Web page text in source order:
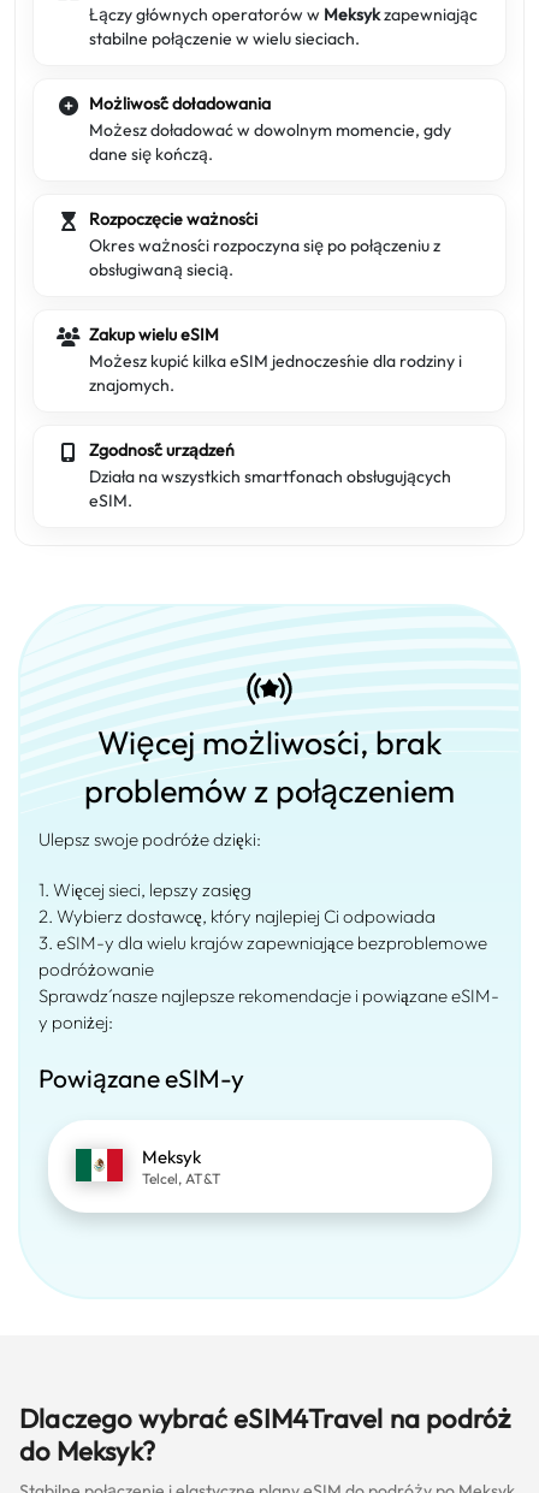
Łączy głównych operatorów w Meksykzapewniając
stabilne połączenie w wielu sieciach.
Możliwość doładowania
Możesz doładować w dowolnym momencie, gdy
dane się kończą.
Rozpoczęcie ważności
Okres ważności rozpoczyna się po połączeniu z
obsługiwaną siecią.
Zakup wielu eSIM
Możesz kupić kilka eSIM jednocześnie dla rodziny i
znajomych.
Zgodność urządzeń
Działa na wszystkich smartfonach obsługujących
eSIM.
Więcej możliwości, brak
problemów z połączeniem
Ulepsz swoje podróże dzięki:
1. Więcej sieci, lepszy zasięg
2. Wybierz dostawcę, który najlepiej Ci odpowiada
3. eSIM-y dla wielu krajów zapewniające bezproblemowe
podróżowanie
Sprawdź nasze najlepsze rekomendacje i powiązane eSIM-
y poniżej:
Powiązane eSIM-y
Meksyk
Telcel, AT&T
Dlaczego wybrać eSIM4Travel na podróż
do Meksyk?